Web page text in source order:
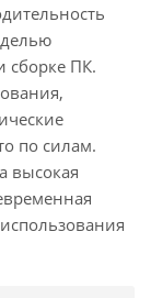
сборке ПК.
по силам.
высокая